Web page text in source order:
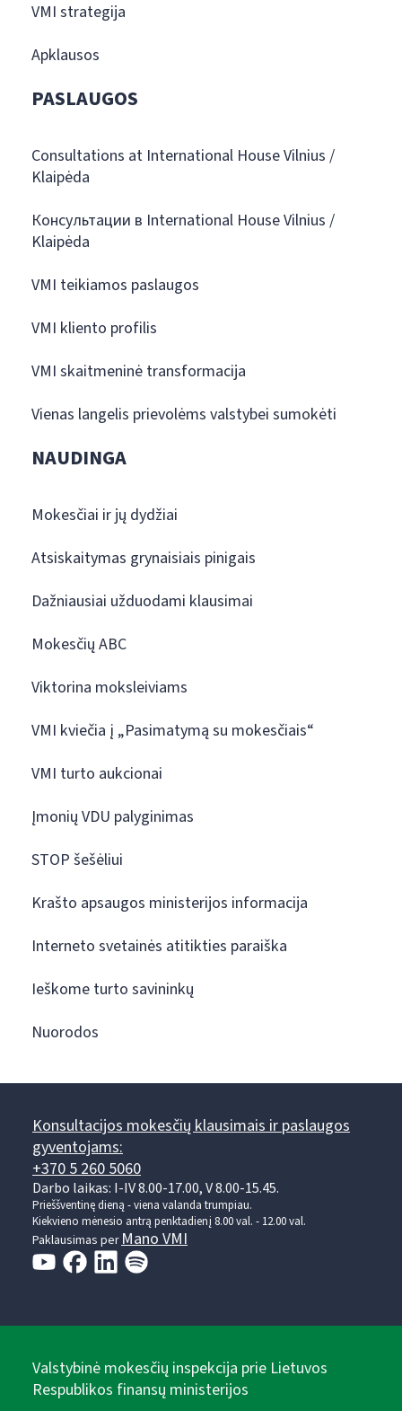
VMI strategija
Apklausos
PASLAUGOS
Consultations at International House Vilnius /
Klaipėda
Консультации в International House Vilnius /
Klaipėda
VMI teikiamos paslaugos
VMI kliento profilis
VMI skaitmeninė transformacija
Vienas langelis prievolėms valstybei sumokėti
NAUDINGA
Mokesčiai ir jų dydžiai
Atsiskaitymas grynaisiais pinigais
Dažniausiai užduodami klausimai
Mokesčių ABC
Viktorina moksleiviams
VMI kviečia į „Pasimatymą su mokesčiais“
VMI turto aukcionai
Įmonių VDU palyginimas
STOP šešėliui
Krašto apsaugos ministerijos informacija
Interneto svetainės atitikties paraiška
Ieškome turto savininkų
Nuorodos
Konsultacijos mokesčių klausimais ir paslaugos
gyventojams:
+370 5 260 5060
Darbo laikas: I-IV 8.00-17.00, V 8.00-15.45.
Prieššventinę dieną - viena valanda trumpiau.
Kiekvieno mėnesio antrą penktadienį 8.00 val. - 12.00 val.
Paklausimas perMano VMI
Valstybinė mokesčių inspekcija prie Lietuvos
Respublikos finansų ministerijos